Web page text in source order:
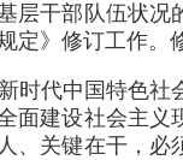
层干部队伍状
定》修订工作
时代中国特色社
面建设社会主
、关键在干，